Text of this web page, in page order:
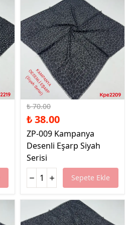
%46 İndirim
₺ 70.00
₺ 38.00
ZP-009 Kampanya
Desenli Eşarp Siyah
Serisi
Sepete Ekle